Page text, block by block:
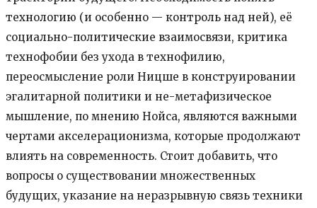
технологию (и особенно — контроль над ней), её
социально-политические взаимосвязи, критика
технофобии без ухода в технофилию,
переосмысление роли Ницше в конструировании
эгалитарной политики и не-метафиз​ическое
мышление, по мнению Нойса, являются важными
чертами акселерационизма, которые продолжают
влиять на современность. Стоит добавить, что
вопросы о существовании множественных
будущих, указание на неразрывную связь техники